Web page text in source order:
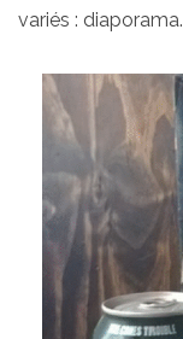
variés : diaporama.